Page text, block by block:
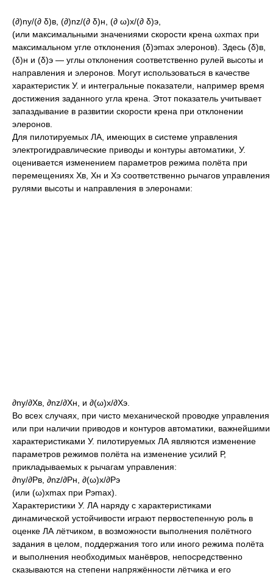
(∂)ny/(∂ δ)в, (∂)nz/(∂ δ)н, (∂ ω)x/(∂ δ)э,
(или максимальными значениями скорости крена ωxmax при
максимальном угле отклонения (δ)эmax элеронов). Здесь (δ)в,
(δ)н и (δ)э — углы отклонения соответственно рулей высоты и
направления и элеронов. Могут использоваться в качестве
характеристик У. и интегральные показатели, например время
достижения заданного угла крена. Этот показатель учитывает
запаздывание в развитии скорости крена при отклонении
элеронов.
Для пилотируемых ЛА, имеющих в системе управления
электрогидравлические приводы и контуры автоматики, У.
оценивается изменением параметров режима полёта при
перемещениях Хв, Хн и Хэ соответственно рычагов управления
рулями высоты и направления в элеронами:
∂ny/∂Xв, ∂nz/∂Xн, и ∂(ω)x/∂Xэ.
Во всех случаях, при чисто механической проводке управления
или при наличии приводов и контуров автоматики, важнейшими
характеристиками У. пилотируемых ЛА являются изменение
параметров режимов полёта на изменение усилий Р,
прикладываемых к рычагам управления:
∂ny/∂Pв, ∂nz/∂Pн, ∂(ω)x/∂Pэ
(или (ω)xmax при Pэmax).
Характеристики У. ЛА наряду с характеристиками
динамической устойчивости играют первостепенную роль в
оценке ЛА лётчиком, в возможности выполнения полётного
задания в целом, поддержания того или иного режима полёта
и выполнения необходимых манёвров, непосредственно
сказываются на степени напряжённости лётчика и его